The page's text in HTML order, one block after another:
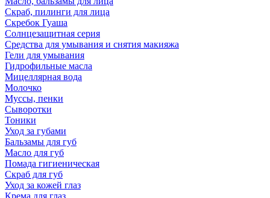
Скраб, пилинги для лица
Скребок Гуаша
Солнцезащитная серия
Средства для умывания и снятия макияжа
Гели для умывания
Гидрофильные масла
Мицеллярная вода
Молочко
Муссы, пенки
Сыворотки
Тоники
Уход за губами
Бальзамы для губ
Масло для губ
Помада гигиеническая
Скраб для губ
Уход за кожей глаз
Крема для глаз